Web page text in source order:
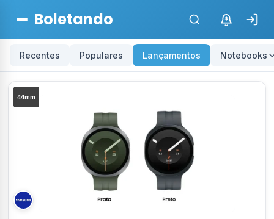
Boletando $
Recentes Populares Lançamentos Notebooks
L
44mm